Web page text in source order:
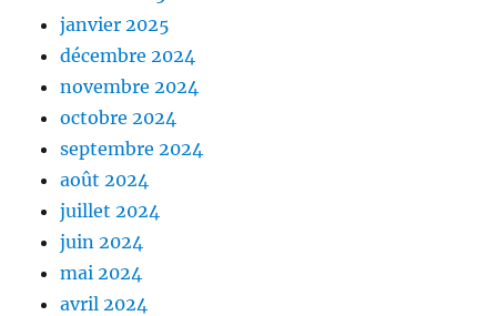
janvier 2025
décembre 2024
novembre 2024
octobre 2024
septembre 2024
août 2024
juillet 2024
juin 2024
mai 2024
avril 2024